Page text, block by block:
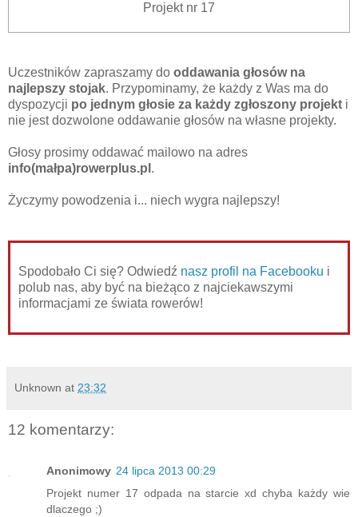
Projekt nr 17
Uczestników zapraszamy do oddawania głosów na
najlepszy stojak. Przypominamy, że każdy z Was ma do
dyspozycji po jednym głosie za każdy zgłoszony projekt i
nie jest dozwolone oddawanie głosów na własne projekty.
Głosy prosimy oddawać mailowo na adres
info(małpa)rowerplus.pl .
Życzymy powodzenia i... niech wygra najlepszy!
Spodobało Ci się? Odwiedź nasz profil na Facebooku i
polub nas, aby być na bieżąco z najciekawszymi
informacjami ze świata rowerów!
Unknown at 23:32
12 komentarzy:
Anonimowy 24 lipca 2013 00:29
Projekt numer 17 odpada na starcie xd chyba każdy wie
dlaczego ;)